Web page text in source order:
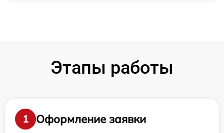
Этапы работы
1
Оформление заявки